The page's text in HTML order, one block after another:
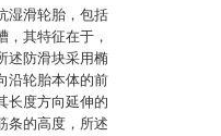
湿滑轮胎，包括
，其特征在于，
述防滑块采用椭
沿轮胎本体的前
长度方向延伸的
条的高度，所述